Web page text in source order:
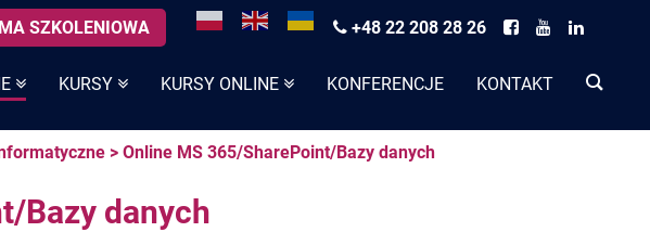
KURSY KURSY ONLINE KONFERENCJE KONTAKT
SZKOLENIOWA +48 22 208 28 26
> Online MS 365/SharePoint/Bazy danych
Bazy danych